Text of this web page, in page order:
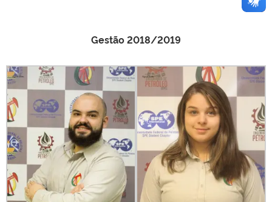
Gestão 2018/2019